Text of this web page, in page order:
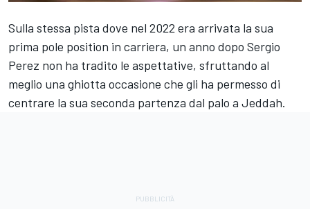
Sulla stessa pista dove nel 2022 era arrivata la sua
prima pole position in carriera, un anno dopo Sergio
Perez non ha tradito le aspettative, sfruttando al
meglio una ghiotta occasione che gli ha permesso di
centrare la sua seconda partenza dal palo a Jeddah.